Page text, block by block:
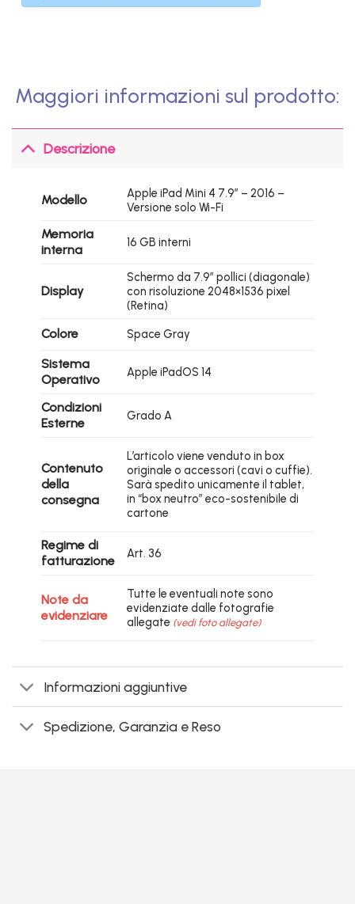
Maggiori informazioni sul prodotto:
Descrizione
Modello Apple iPad Mini 4 7.9″ – 2016 –
Versione solo Wi-Fi
Memoria
interna
16 GB interni
Display
Schermo da 7.9″ pollici (diagonale)
con risoluzione 2048×1536 pixel
(Retina)
Colore Space Gray
Sistema
Operativo
Apple iPadOS 14
Condizioni
Esterne
Grado A
Contenuto
della
consegna
L’articolo viene venduto in box
originale o accessori (cavi o cuffie).
Sarà spedito unicamente il tablet,
in “box neutro” eco-sostenibile di
cartone
Regime di
fatturazione
Art. 36
Note da
evidenziare
Tutte le eventuali note sono
evidenziate dalle fotografie
allegate (vedi foto allegate)
Informazioni aggiuntive
Spedizione, Garanzia e Reso